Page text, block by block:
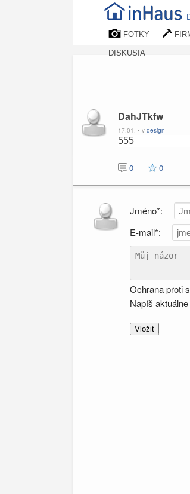
FOTKY
DISKUSIA
DahJTkfw
17.01. • v design
555
0 0
Jméno*:
E-mail*:
Ochrana proti
Napíš